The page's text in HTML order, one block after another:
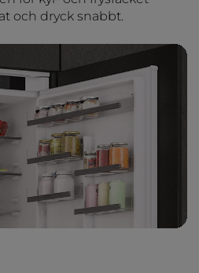
och dryck snabbt.